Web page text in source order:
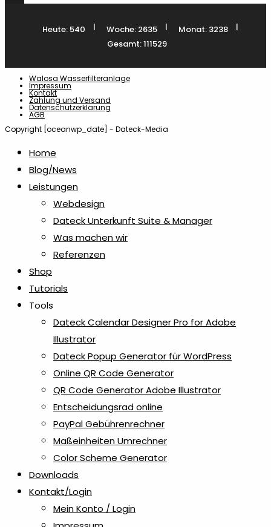
Heute: 540 | Woche: 2635 | Monat: 3238
|
Gesamt: 111529
Walosa Wasserfilteranlage
Impressum
Kontakt
Zahlung und Versand
Datenschutzerklärung
AGB
Copyright [oceanwp_date] - Dateck-Media
Home
Blog/News
Leistungen
Webdesign
Dateck Unterkunft Suite & Manager
Was machen wir
Referenzen
Shop
Tutorials
Tools
Dateck Calendar Designer Pro for Adobe
Illustrator
Dateck Popup Generator für WordPress
Online QR Code Generator
QR Code Generator Adobe Illustrator
Entscheidungsrad online
PayPal Gebührenrechner
Maßeinheiten Umrechner
Color Scheme Generator
Downloads
Kontakt/Login
Mein Konto / Login